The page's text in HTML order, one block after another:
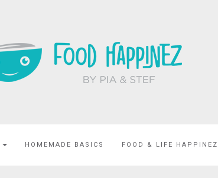
HOMEMADE BASICS FOOD & LIFE HAPPINEZ